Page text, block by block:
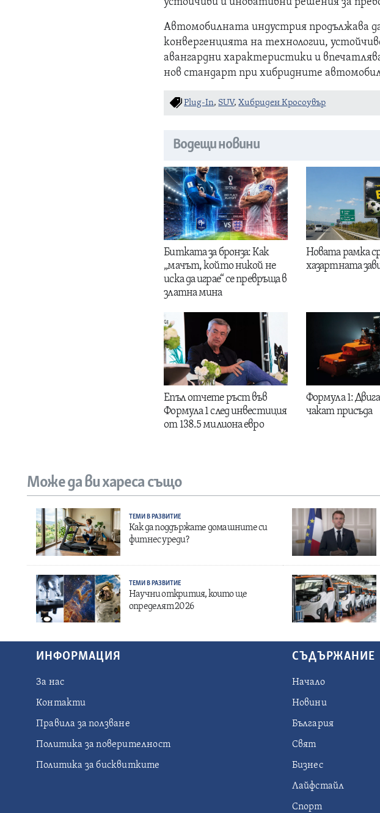
Автомобилната индустрия продължава
конвергенцията на технологии,
авангардни характеристики и
нов стандарт при хибридните
Plug-In, SUV,Хибриден Кросоувър
Водещи новини
Битката за бронза: Как
„мачът, който никой не
иска да играе“ се превръща в
златна мина
Новата рамка
хазартната
Епъл отчете ръст във
Формула 1 след инвестиция
от 138.5 милиона евро
Формула 1:
чакат присъда
Може да ви хареса също
ТЕМИ В РАЗВИТИЕ
Как да поддържате домашните си
фитнес уреди?
ТЕМИ В РАЗВИТИЕ
Научни открития, които ще
определят 2026
ИНФОРМАЦИЯ
За нас
Контакти
Правила за ползване
Политика за поверителност
Политика за бисквитките
СЪДЪРЖАНИЕ
Начало
Новини
България
Свят
Бизнес
Лайфстайл
Спорт